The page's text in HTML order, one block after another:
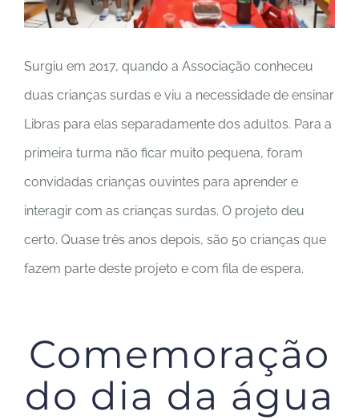
Surgiu em 2017, quando a Associação conheceu
duas crianças surdas e viu a necessidade de ensinar
Libras para elas separadamente dos adultos. Para a
primeira turma não ficar muito pequena, foram
convidadas crianças ouvintes para aprender e
interagir com as crianças surdas. O projeto deu
certo. Quase três anos depois, são 50 crianças que
fazem parte deste projeto e com fila de espera.
Comemoração
do dia da água